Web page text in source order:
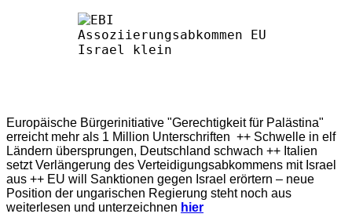
Europäische Bürgerinitiative "Gerechtigkeit für Palästina"
erreicht mehr als 1 Million Unterschriften ++ Schwelle in elf
Ländern übersprungen, Deutschland schwach ++ Italien
setzt Verlängerung des Verteidigungsabkommens mit Israel
aus ++ EU will Sanktionen gegen Israel erörtern – neue
Position der ungarischen Regierung steht noch aus
weiterlesen und unterzeichnen hier